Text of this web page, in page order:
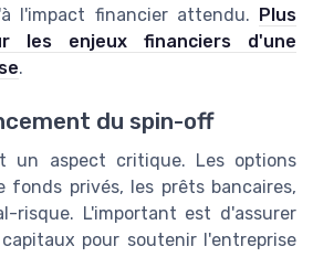
l'impact financier attendu. Plus
les enjeux financiers d'une
.
du spin-off
un aspect critique. Les options
fonds privés, les prêts bancaires,
risque. L'important est d'assurer
pour soutenir l'entreprise